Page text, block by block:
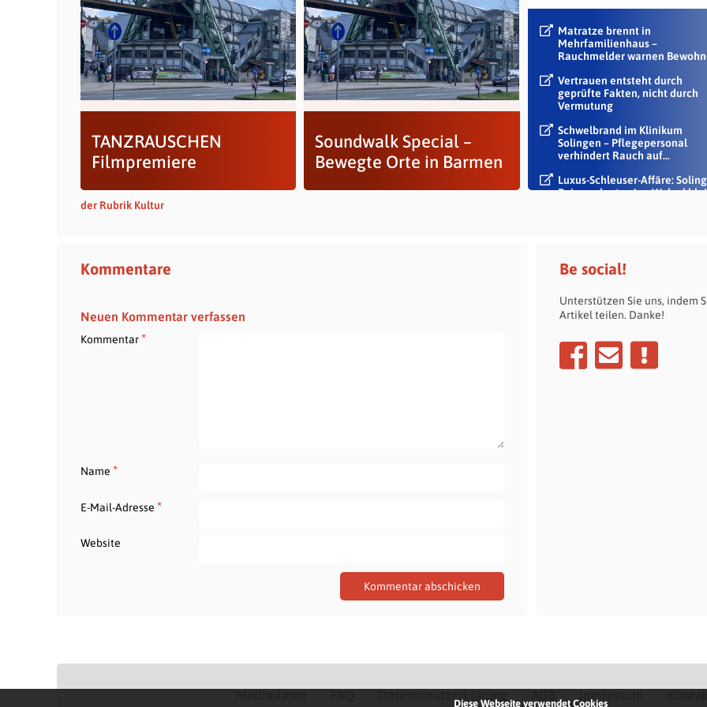
TANZRAUSCHEN
Filmpremiere
Soundwalk Special –
Bewegte Orte in Barmen
Matratze brennt in
Mehrfamilienhaus –
Rauchmelder warnen
Vertrauen entsteht durch
geprüfte Fakten, nicht durch
Vermutung
Schwelbrand im Klinikum
Solingen – Pflegepersonal
verhindert Rauch auf...
Luxus-Schleuser-Affäre:
Beigeordneter Jan Welzel
der Rubrik Kultur
Kommentare
Neuen Kommentar verfassen
Kommentar*
Name *
E-Mail-Adresse *
Website
Be social!
Unterstützen Sie uns, indem
Artikel teilen. Danke!
Datenschutzerklärung Impressum
Diese Webseite verwendet Cookies